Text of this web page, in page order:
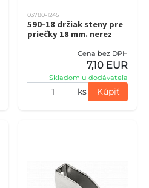
03780-1245
590-18 držiak steny pre
priečky 18 mm. nerez
Cena bez DPH
7,10 EUR
Skladom u dodávateľa
ks Kúpiť